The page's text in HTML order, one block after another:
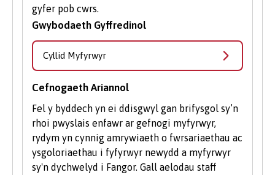
gyfer pob cwrs.
Gwybodaeth Gyffredinol
Cyllid Myfyrwyr
Cefnogaeth Ariannol
Fel y byddech yn ei ddisgwyl gan brifysgol sy’n
rhoi pwyslais enfawr ar gefnogi myfyrwyr,
rydym yn cynnig amrywiaeth o fwrsariaethau ac
ysgoloriaethau i fyfyrwyr newydd a myfyrwyr
sy'n dychwelyd i Fangor. Gall aelodau staff